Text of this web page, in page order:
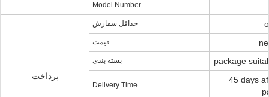
Model Number
پرداخت
حداقل سفارش
قیمت
بسته بندی package
Delivery Time
45 days